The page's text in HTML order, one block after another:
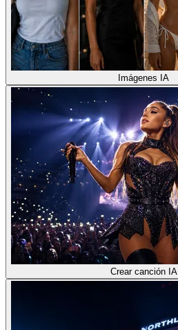
Imágenes IA
Crear canción IA